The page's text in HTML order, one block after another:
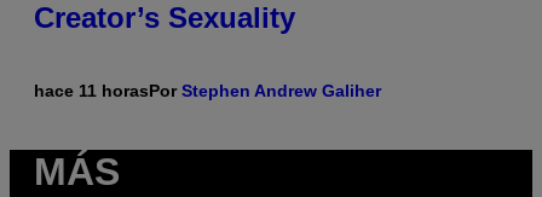
Creator’s Sexuality
hace 11 horasPorStephen Andrew Galiher
MÁS